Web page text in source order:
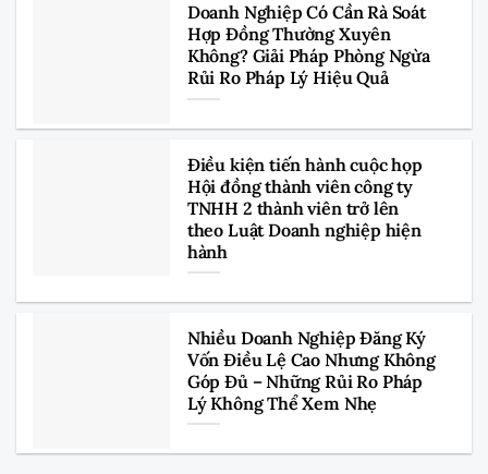
Doanh Nghiệp Có Cần Rà Soát
Hợp Đồng Thường Xuyên
Không? Giải Pháp Phòng Ngừa
Rủi Ro Pháp Lý Hiệu Quả
Điều kiện tiến hành cuộc họp
Hội đồng thành viên công ty
TNHH 2 thành viên trở lên
theo Luật Doanh nghiệp hiện
hành
Nhiều Doanh Nghiệp Đăng Ký
Vốn Điều Lệ Cao Nhưng Không
Góp Đủ – Những Rủi Ro Pháp
Lý Không Thể Xem Nhẹ